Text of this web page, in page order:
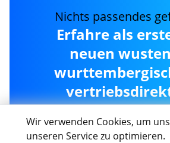
Wir verwenden Cookies, um
unseren Service zu optimieren.
Nichts passendes
Erfahre als
neuen
in